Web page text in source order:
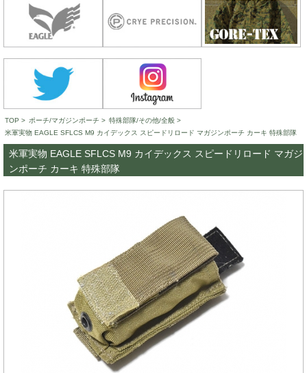
TOP > ポーチ/マガジンポーチ > 特殊部隊/その他/全般 >
米軍実物 EAGLE SFLCS M9 カイデックス スピードリロード マガジンポーチ カーキ 特殊部隊
米軍実物 EAGLE SFLCS M9 カイデックス スピードリロード マガジ
ンポーチ カーキ 特殊部隊